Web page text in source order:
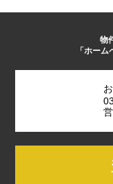
物
「ホー